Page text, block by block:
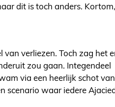
dit is toch anders.
verliezen. Toch zag het
zou gaan. Integendeel
via een heerlijk schot van
scenario waar iedere